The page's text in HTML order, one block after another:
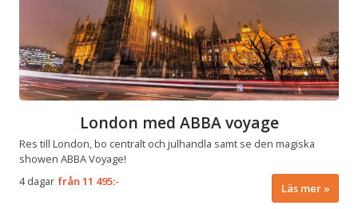
London med ABBA voyage
Res till London, bo centralt och julhandla samt se den magiska
showen ABBA Voyage!
4 dagar från11 495:- Läs mer